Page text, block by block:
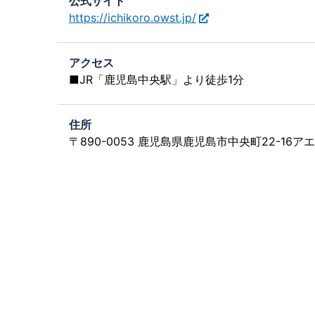
https://ichikoro.owst.jp/
アクセス
■JR「鹿児島中央駅」より徒歩1分
住所
〒890-0053 鹿児島県鹿児島市中央町22-16ア